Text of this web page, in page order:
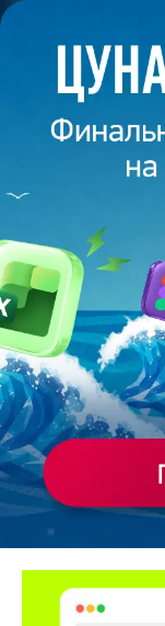
презентации?
30 июля 2024
КАК
Поделиться